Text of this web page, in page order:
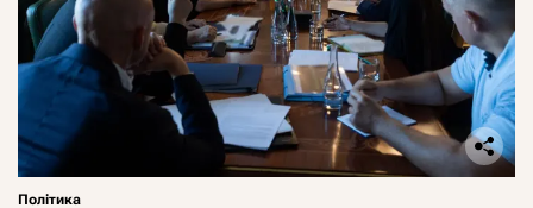
Політика